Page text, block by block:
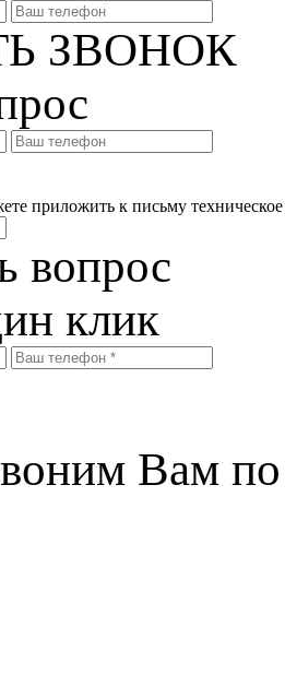
ЗВОНОК
приложить к письму
вопрос
клик
Вам по